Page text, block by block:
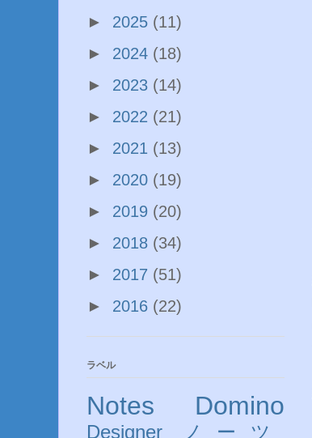
► 2025 (11)
► 2024 (18)
► 2023 (14)
► 2022 (21)
► 2021 (13)
► 2020 (19)
► 2019 (20)
► 2018 (34)
► 2017 (51)
► 2016 (22)
ラベル
Notes Domino
Designer
ノーツ